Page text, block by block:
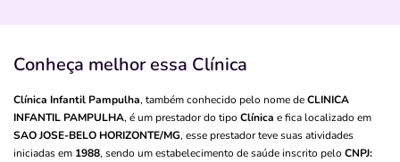
Conheça melhor essa Clínica
Clínica Infantil Pampulha, também conhecido pelo nome deCLINICA
INFANTIL PAMPULHA, é um prestador do tipo Clínica e fica localizado em
SAO JOSE-BELO HORIZONTE/MG, esse prestador teve suas atividades
iniciadas em 1988, sendo um estabelecimento de saúde inscrito pelo CNPJ: